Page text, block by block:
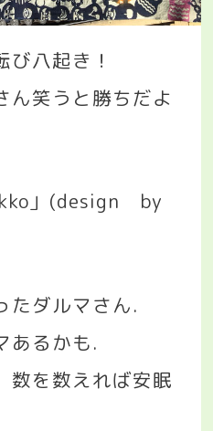
八起き！
ん笑うと勝ちだよ
」 (design
by
たダルマさん.
あるかも.
数を数えれば安眠